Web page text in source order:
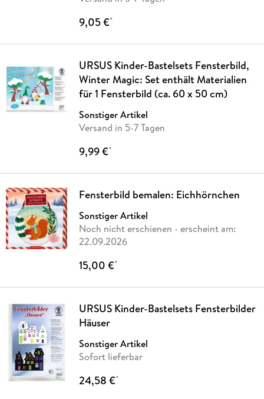
9,05 €*
URSUS Kinder-Bastelsets Fensterbild,
Winter Magic: Set enthält Materialien
für 1 Fensterbild (ca. 60 x 50 cm)
Sonstiger Artikel
Versand in 5-7 Tagen
9,99 €*
Fensterbild bemalen: Eichhörnchen
Sonstiger Artikel
Noch nicht erschienen - erscheint am:
22.09.2026
15,00 €*
URSUS Kinder-Bastelsets Fensterbilder
Häuser
Sonstiger Artikel
Sofort lieferbar
24,58 €*